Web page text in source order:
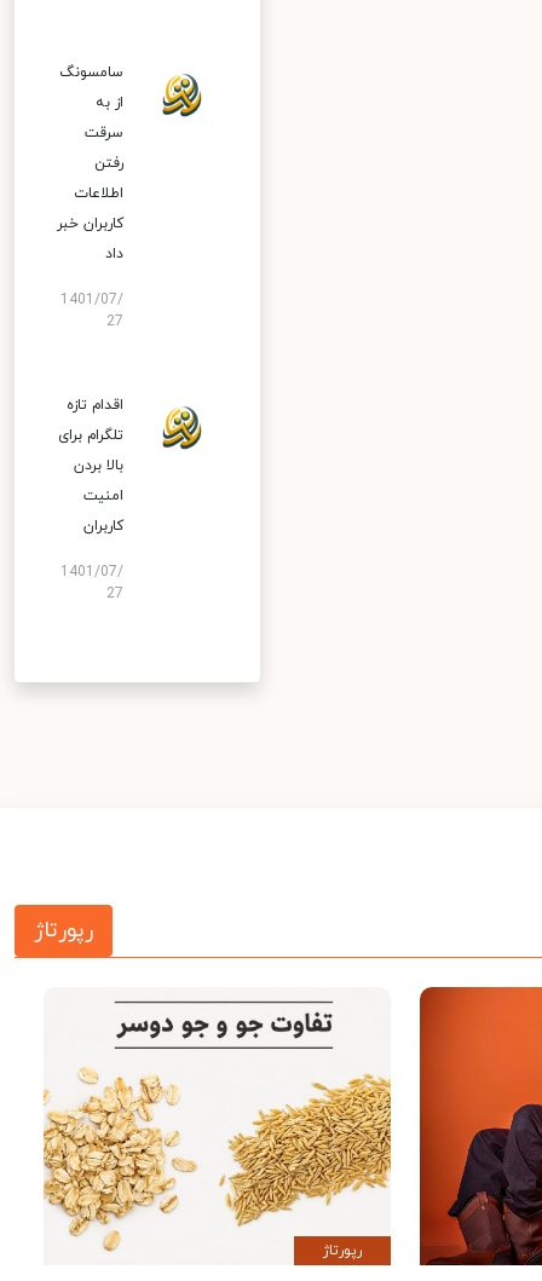
سامسونگ
از به
سرقت
رفتن
اطلاعات
کاربران خبر
داد
1401/07/
27
اقدام تازه
تلگرام برای
بالا بردن
امنیت
کاربران
1401/07/
27
رپورتاژ
رپورتاژ